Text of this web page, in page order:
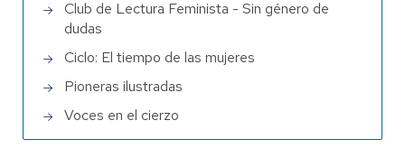
Club de Lectura Feminista - Sin género de
dudas
Ciclo: El tiempo de las mujeres
Pioneras ilustradas
Voces en el cierzo